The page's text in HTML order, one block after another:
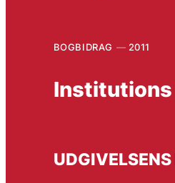
BOGBIDRAG 2011
Institutions
UDGIVELSENS